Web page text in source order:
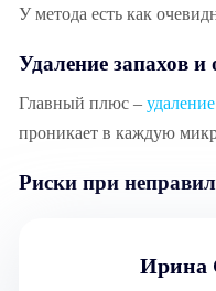
У метода есть как
Удаление запахов и
Главный плюс –
проникает в каждую
Риски при
Ирина